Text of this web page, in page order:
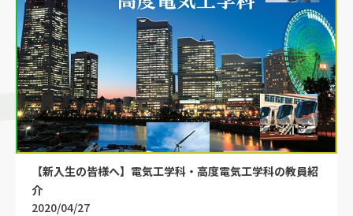
【新入生の皆様へ】電気工学科・高度電気工学科の教員紹
介
2020/04/27